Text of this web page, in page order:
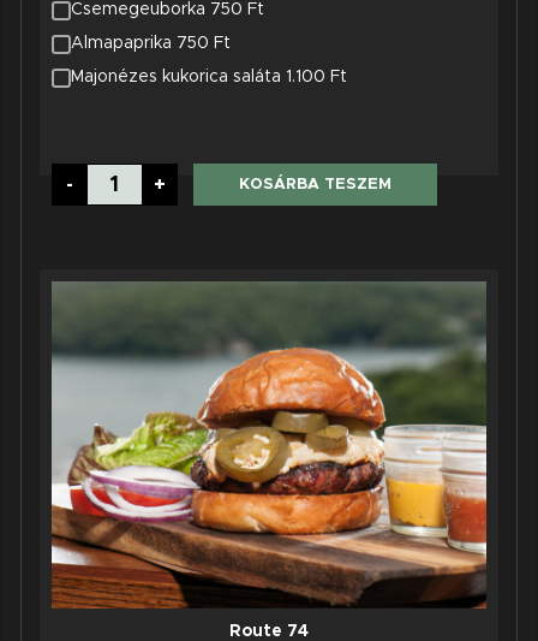
Csemegeuborka 750 Ft
Almapaprika 750 Ft
Majonézes kukorica saláta 1.100 Ft
-
Burger
mennyiség
+ KOSÁRBA TESZEM
Route 74